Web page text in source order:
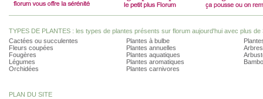
TYPES DE PLANTES : les types de plantes présents sur florum aujourd'hui avec plus de
Cactées ou succulentes
Fleurs coupées
Fougères
Légumes
Orchidées
Plantes à bulbe
Plantes annuelles
Plantes aquatiques
Plantes aromatiques
Plantes carnivores
PLAN DU SITE